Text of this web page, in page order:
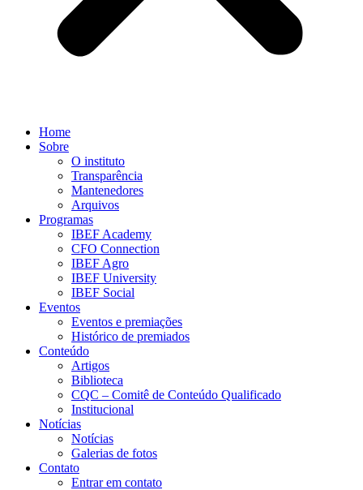
Home
Sobre
O instituto
Transparência
Mantenedores
Arquivos
Programas
IBEF Academy
CFO Connection
IBEF Agro
IBEF University
IBEF Social
Eventos
Eventos e premiações
Histórico de premiados
Conteúdo
Artigos
Biblioteca
CQC – Comitê de Conteúdo Qualificado
Institucional
Notícias
Notícias
Galerias de fotos
Contato
Entrar em contato